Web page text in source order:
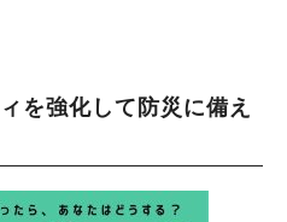
を強化して防災に備え